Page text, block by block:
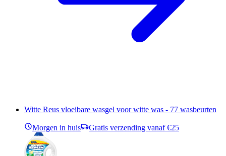
Witte Reus vloeibare wasgel voor witte was - 77 wasbeurten
Morgen in huis Gratis verzending vanaf €25